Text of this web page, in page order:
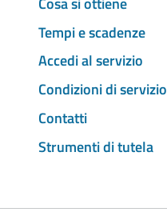
Tempi e scadenze
Accedi al servizio
Condizioni di servizio
Contatti
Strumenti di tutela